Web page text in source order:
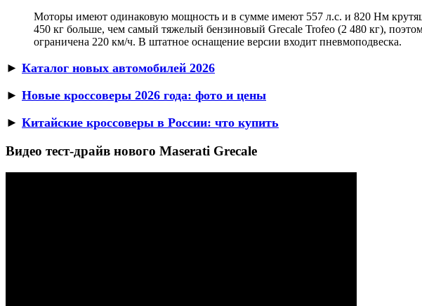
Моторы имеют одинаковую мощность и в сумме имеют 557 л.с. и 820 Нм
450 кг больше, чем самый тяжелый бензиновый Grecale Trofeo (2 480 кг),
ограничена 220 км/ч. В штатное оснащение версии входит пневмоподвеска.
► Каталог новых автомобилей 2026
► Новые кроссоверы 2026 года: фото и цены
► Китайские кроссоверы в России: что купить
Видео тест-драйв нового Maserati Grecale